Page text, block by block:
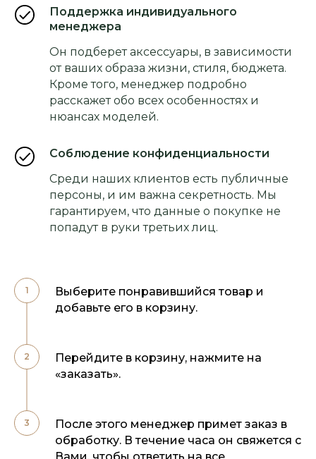
Поддержка индивидуального
менеджера
Он подберет аксессуары, в зависимости
от ваших образа жизни, стиля, бюджета.
Кроме того, менеджер подробно
расскажет обо всех особенностях и
нюансах моделей.
Соблюдение конфиденциальности
Среди наших клиентов есть публичные
персоны, и им важна секретность. Мы
гарантируем, что данные о покупке не
попадут в руки третьих лиц.
Выберите понравившийся товар и
добавьте его в корзину.
Перейдите в корзину, нажмите на
«заказать».
После этого менеджер примет заказ в
обработку. В течение часа он свяжется с
Вами, чтобы ответить на все